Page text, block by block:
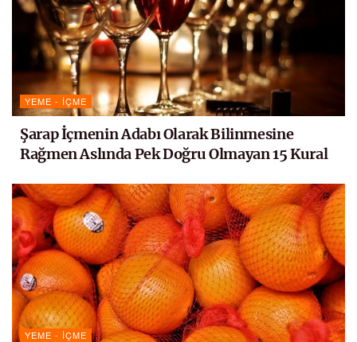
YEME - İÇME
Şarap İçmenin Adabı Olarak Bilinmesine
Rağmen Aslında Pek Doğru Olmayan 15 Kural
YEME - İÇME